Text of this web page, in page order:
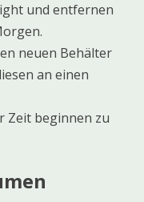
und entfernen
neuen Behälter
an einen
Zeit beginnen zu